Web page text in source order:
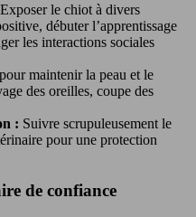
Exposer le chiot à divers
débuter l’apprentissage
les interactions sociales
maintenir la peau et le
des oreilles, coupe des
: Suivre scrupuleusement le
pour une protection
de confiance